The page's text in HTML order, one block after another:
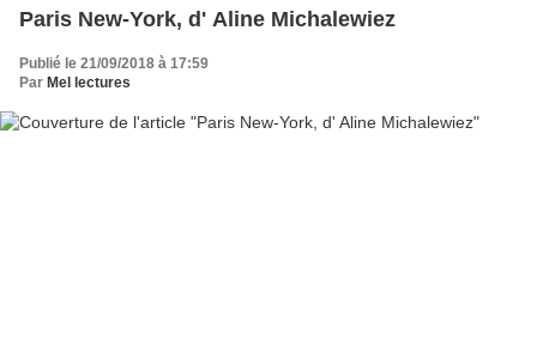
Paris New-York, d' Aline Michalewiez
Publié le 21/09/2018 à 17:59
Par Mel lectures